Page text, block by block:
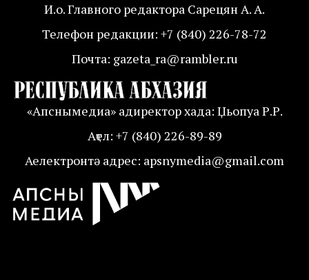
И.о. Главного редактора Сарецян А. А.
Телефон редакции: +7 (840) 226-78-72
Почта: gazeta_ra@rambler.ru
«Апснымедиа» адиректор хада: Џьопуа Р.Р.
Аҭел: +7 (840) 226-89-89
Аелектронтә адрес: apsnymedia@gmail.com